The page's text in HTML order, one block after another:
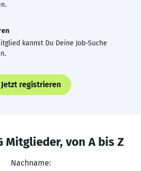
kannst Du Deine Job-Suche
Jetzt registrieren
Mitglieder, von A bis Z
Nachname: